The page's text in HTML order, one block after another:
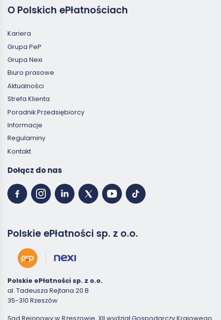
O Polskich ePłatnościach
Kariera
Grupa PeP
Grupa Nexi
Biuro prasowe
Aktualności
Strefa Klienta
Poradnik Przedsiębiorcy
Informacje
Regulaminy
Kontakt
Dołącz do nas
Polskie ePłatności sp. z o.o.
Polskie ePłatności sp. z o.o.
al. Tadeusza Rejtana 20 B
35-310 Rzeszów
Sąd Rejonowy w Rzeszowie, XII wydział Gospodarczy Krajowego